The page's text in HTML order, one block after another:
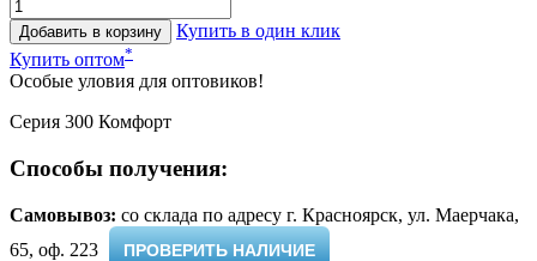
Добавить в корзину
Купить в один клик
Купить оптом*
Особые уловия для оптовиков!
Серия 300 Комфорт
Способы получения:
Самовывоз: cо склада по адресу г. Красноярск, ул. Маерчака,
65, оф. 223 ​
ПРОВЕРИТЬ НАЛИЧИЕ